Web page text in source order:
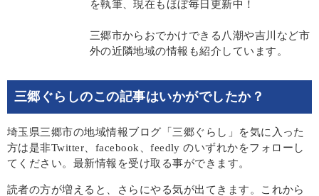
を執筆、現在もほぼ毎日更新中！
三郷市からおでかけできる八潮や吉川など市
外の近隣地域の情報も紹介しています。
三郷ぐらしのこの記事はいかがでしたか？
埼玉県三郷市の地域情報ブログ「三郷ぐらし」を気に入った
方は是非Twitter、facebook、feedly のいずれかをフォローし
てください。最新情報を受け取る事ができます。
読者の方が増えると、さらにやる気が出てきます。これから